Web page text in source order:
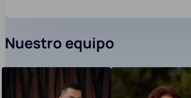
Nuestro equipo